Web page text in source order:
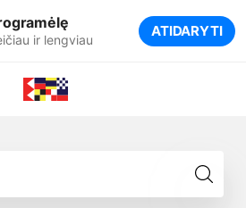
ir lengviau ATIDARYTI
pasiūlyti